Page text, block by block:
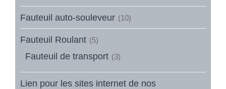
Fauteuil auto-souleveur (10)
Fauteuil Roulant (5)
Fauteuil de transport (3)
Lien pour les sites internet de nos